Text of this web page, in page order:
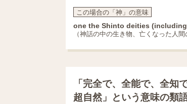
この場合の「神」の意味
one the Shinto deities
（神話の中の生き物、亡くなった人
「完全で、全能で、全
超自然」という意味の類